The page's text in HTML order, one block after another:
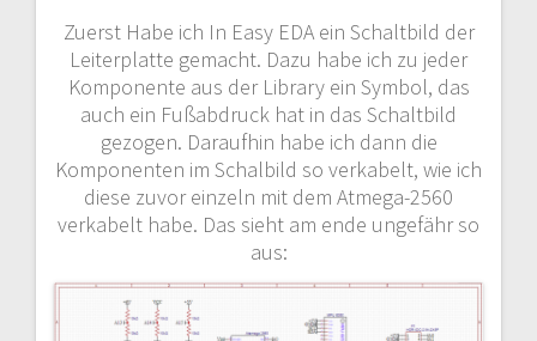
Zuerst Habe ich In Easy EDA ein Schaltbild der
Leiterplatte gemacht. Dazu habe ich zu jeder
Komponente aus der Library ein Symbol, das
auch ein Fußabdruck hat in das Schaltbild
gezogen. Daraufhin habe ich dann die
Komponenten im Schalbild so verkabelt, wie ich
diese zuvor einzeln mit dem Atmega-2560
verkabelt habe. Das sieht am ende ungefähr so
aus: